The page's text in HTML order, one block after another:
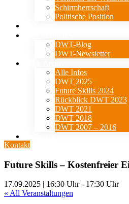
Schirmherrschaft
Politische Position
DWT-Blog
DWT-Newsletter
Alle Infos
DWT 2025
Future Skills 2024
Rückblick DWT 2023
DWT 2021
DWT 2018
DWT 2007 – 2016
Kontakt
Future Skills – Kostenfreier
17.09.2025 | 16:30 Uhr- 17:30 Uhr
« All Veranstaltungen